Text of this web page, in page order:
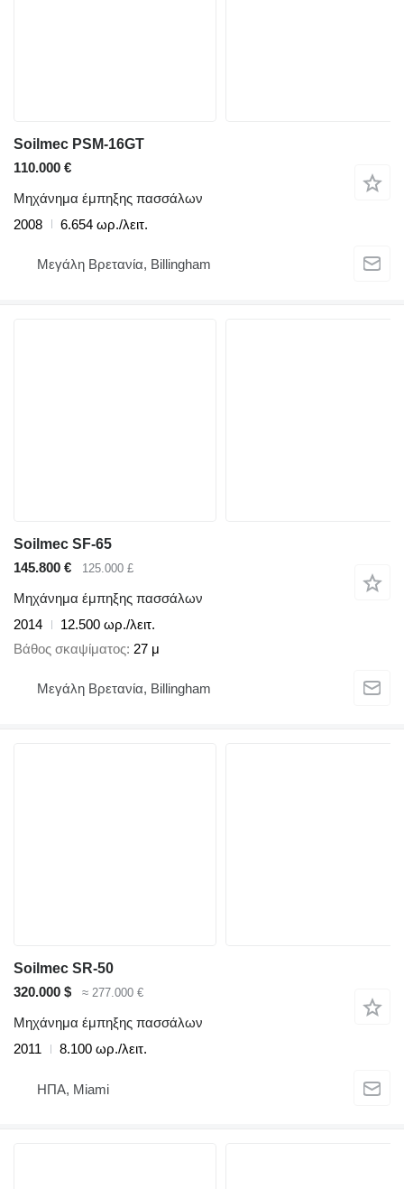
Soilmec PSM-16GT
110.000 €
Μηχάνημα έμπηξης πασσάλων
2008
6.654 ωρ./λειτ.
Μεγάλη Βρετανία, Billingham
Soilmec SF-65
145.800 €
125.000 £
Μηχάνημα έμπηξης πασσάλων
2014
12.500 ωρ./λειτ.
Βάθος σκαψίματος 27 μ
Μεγάλη Βρετανία, Billingham
Soilmec SR-50
320.000 $
≈ 277.000 €
Μηχάνημα έμπηξης πασσάλων
2011
8.100 ωρ./λειτ.
ΗΠΑ, Miami